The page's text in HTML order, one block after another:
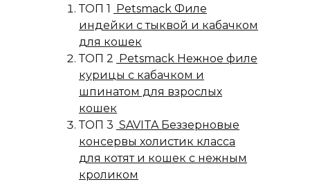
ТОП 1 Petsmack Филе
индейки с тыквой и кабачком
для кошек
ТОП 2 Petsmack Нежное филе
курицы с кабачком и
шпинатом для взрослых
кошек
ТОП 3 SAVITA Беззерновые
консервы холистик класса
для котят и кошек с нежным
кроликом